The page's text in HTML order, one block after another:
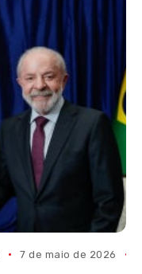
7 de maio de 2026